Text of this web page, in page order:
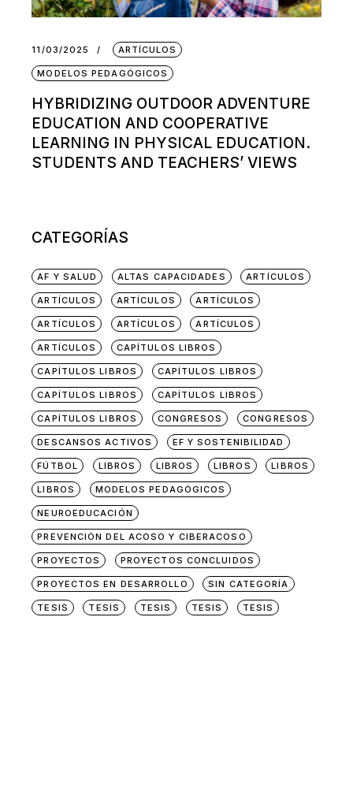
11/03/2025 ARTÍCULOS
MODELOS PEDAGÓGICOS
HYBRIDIZING OUTDOOR ADVENTURE
EDUCATION AND COOPERATIVE
LEARNING IN PHYSICAL EDUCATION.
STUDENTS AND TEACHERS’ VIEWS
CATEGORÍAS
AF Y SALUD ALTAS CAPACIDADES ARTÍCULOS
ARTÍCULOS ARTÍCULOS ARTÍCULOS
ARTÍCULOS ARTÍCULOS ARTÍCULOS
ARTÍCULOS CAPÍTULOS LIBROS
CAPÍTULOS LIBROS CAPÍTULOS LIBROS
CAPÍTULOS LIBROS CAPÍTULOS LIBROS
CAPÍTULOS LIBROS CONGRESOS CONGRESOS
DESCANSOS ACTIVOS EF Y SOSTENIBILIDAD
FÚTBOL LIBROS LIBROS LIBROS LIBROS
LIBROS MODELOS PEDAGÓGICOS
NEUROEDUCACIÓN
PREVENCIÓN DEL ACOSO Y CIBERACOSO
PROYECTOS PROYECTOS CONCLUIDOS
PROYECTOS EN DESARROLLO SIN CATEGORÍA
TESIS TESIS TESIS TESIS TESIS